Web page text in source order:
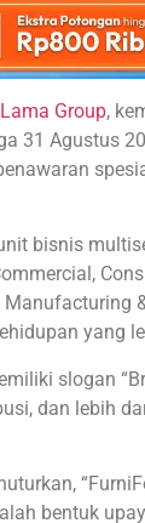
Group,
31 Agustus
bisnis
yang
slogan
dan lebih
bentuk